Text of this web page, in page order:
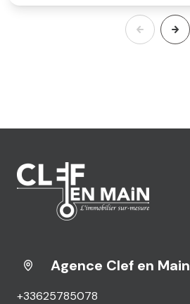
Agence Clef en Main
+33625785078